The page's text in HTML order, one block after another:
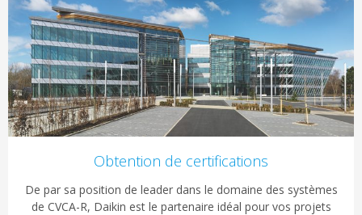
Obtention de certifications
De par sa position de leader dans le domaine des systèmes
de CVCA-R, Daikin est le partenaire idéal pour vos projets